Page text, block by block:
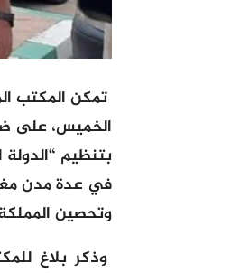
تمكن المكتب
الخميس، على
بتنظيم
في عدة مدن
وتحصين
وذكر بلاغ